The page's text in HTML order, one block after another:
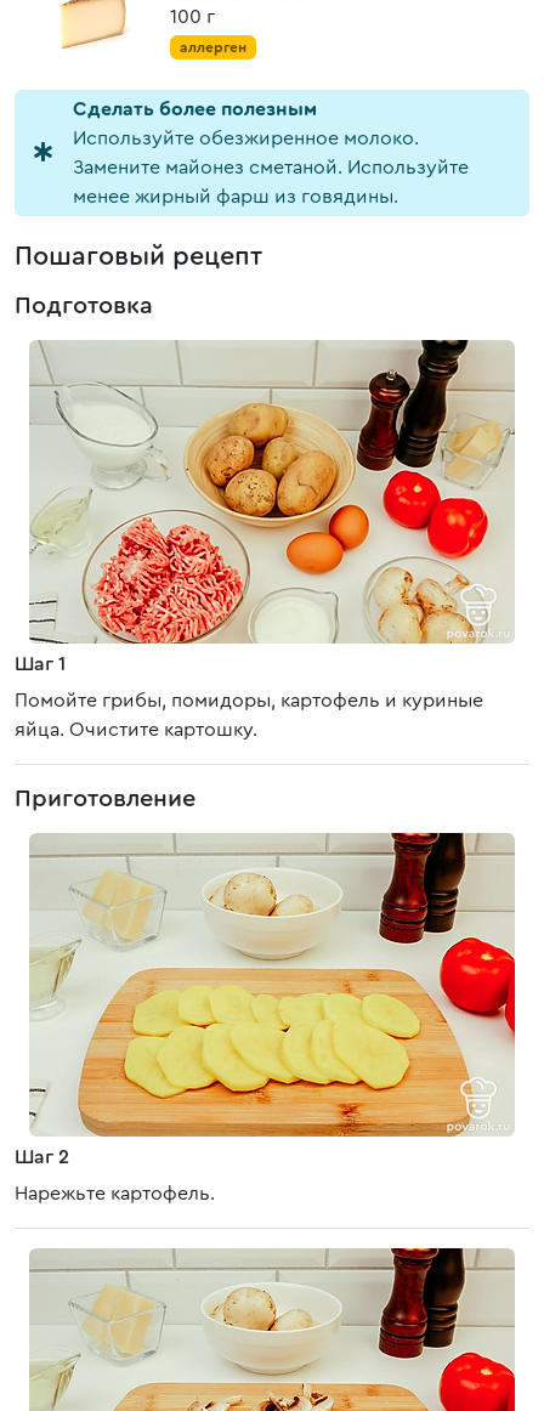
100 г
аллерген
Cделать более полезным
Используйте обезжиренное молоко.
Замените майонез сметаной. Используйте
менее жирный фарш из говядины.
Пошаговый рецепт
Подготовка
Шаг 1
Помойте грибы, помидоры, картофель и куриные
яйца. Очистите картошку.
Приготовление
Шаг 2
Нарежьте картофель.